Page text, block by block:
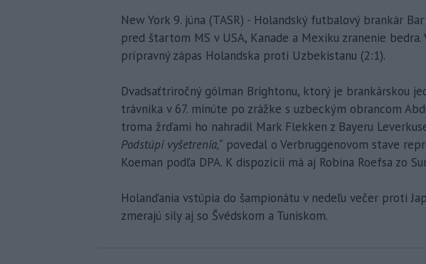
New York 9. júna (TASR) - Holandský futbalový brankár
pred štartom MS v USA, Kanade a Mexiku zranenie
prípravný zápas Holandska proti Uzbekistanu (2:1).
Dvadsaťtriročný gólman Brightonu, ktorý je brankárskou
trávnika v 67. minúte po zrážke s uzbeckým obrancom
troma žrďami ho nahradil Mark Flekken z Bayeru
Podstúpi vyšetrenia,“ povedal o Verbruggenovom stave
Koeman podľa DPA. K dispozícii má aj Robina Roefsa zo
Holanďania vstúpia do šampionátu v nedeľu večer proti
zmerajú sily aj so Švédskom a Tuniskom.